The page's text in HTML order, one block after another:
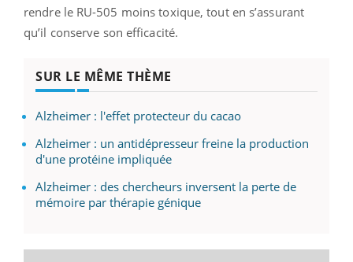
rendre le RU-505 moins toxique, tout en s’assurant
qu’il conserve son efficacité.
SUR LE MÊME THÈME
Alzheimer : l'effet protecteur du cacao
Alzheimer : un antidépresseur freine la production
d'une protéine impliquée
Alzheimer : des chercheurs inversent la perte de
mémoire par thérapie génique